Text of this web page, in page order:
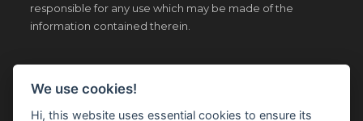
responsible for any use which may be made of the
information contained therein.
We use cookies!
Hi, this website uses essential cookies to ensure its